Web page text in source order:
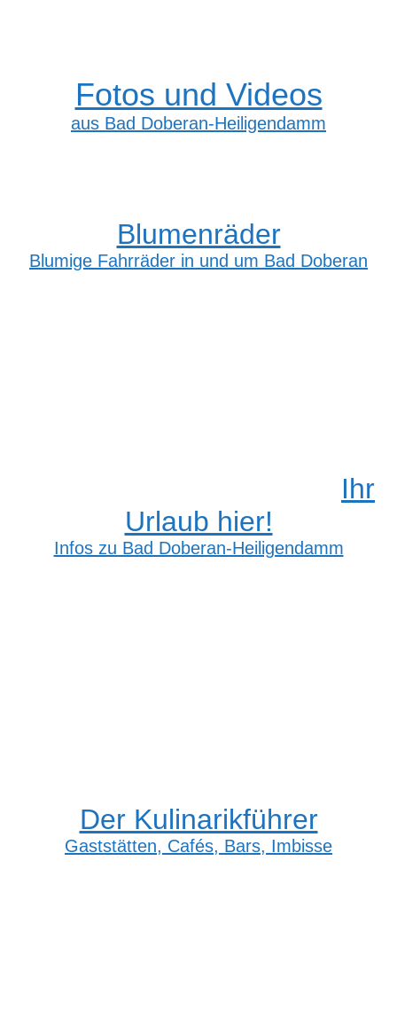
Fotos und Videos
aus Bad Doberan-Heiligendamm
Blumenräder
Blumige Fahrräder in und um Bad Doberan
Ihr
Urlaub hier!
Infos zu Bad Doberan-Heiligendamm
Der Kulinarikführer
Gaststätten, Cafés, Bars, Imbisse